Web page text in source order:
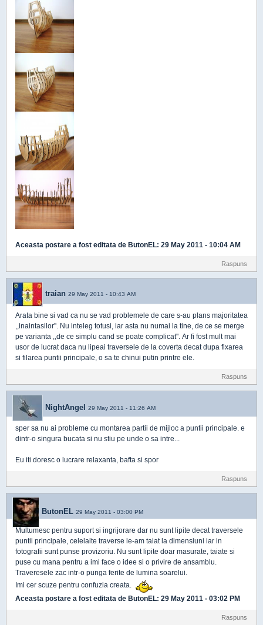
Aceasta postare a fost editata de ButonEL: 29 May 2011 - 10:04 AM
Raspuns
traian 29 May 2011 - 10:43 AM
Arata bine si vad ca nu se vad problemele de care s-au plans majoritatea
,,inaintasilor''. Nu inteleg totusi, iar asta nu numai la tine, de ce se merge
pe varianta ,,de ce simplu cand se poate complicat''. Ar fi fost mult mai
usor de lucrat daca nu lipeai traversele de la coverta decat dupa fixarea
si filarea puntii principale, o sa te chinui putin printre ele.
Raspuns
NightAngel 29 May 2011 - 11:26 AM
sper sa nu ai probleme cu montarea partii de mijloc a puntii principale. e
dintr-o singura bucata si nu stiu pe unde o sa intre...
Eu iti doresc o lucrare relaxanta, bafta si spor
Raspuns
ButonEL 29 May 2011 - 03:00 PM
Multumesc pentru suport si ingrijorare dar nu sunt lipite decat traversele
puntii principale, celelalte traverse le-am taiat la dimensiuni iar in
fotografii sunt punse provizoriu. Nu sunt lipite doar masurate, taiate si
puse cu mana pentru a imi face o idee si o privire de ansamblu.
Traveresele zac intr-o punga ferite de lumina soarelui.
Imi cer scuze pentru confuzia creata.
Aceasta postare a fost editata de ButonEL: 29 May 2011 - 03:02 PM
Raspuns